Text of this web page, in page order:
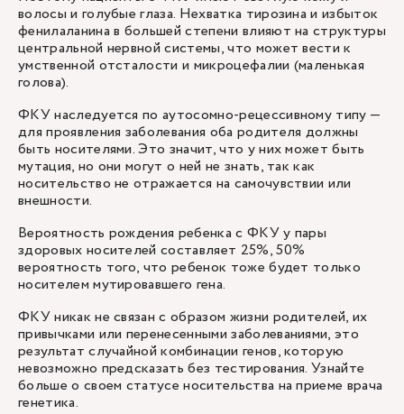
волосы и голубые глаза. Нехватка тирозина и избыток
фенилаланина в большей степени влияют на структуры
центральной нервной системы, что может вести к
умственной отсталости и микроцефалии (маленькая
голова).
ФКУ наследуется по аутосомно-рецессивному типу —
для проявления заболевания оба родителя должны
быть носителями. Это значит, что у них может быть
мутация, но они могут о ней не знать, так как
носительство не отражается на самочувствии или
внешности.
Вероятность рождения ребенка с ФКУ у пары
здоровых носителей составляет 25%, 50%
вероятность того, что ребенок тоже будет только
носителем мутировавшего гена.
ФКУ никак не связан с образом жизни родителей, их
привычками или перенесенными заболеваниями, это
результат случайной комбинации генов, которую
невозможно предсказать без тестирования. Узнайте
больше о своем статусе носительства на приеме врача
генетика.